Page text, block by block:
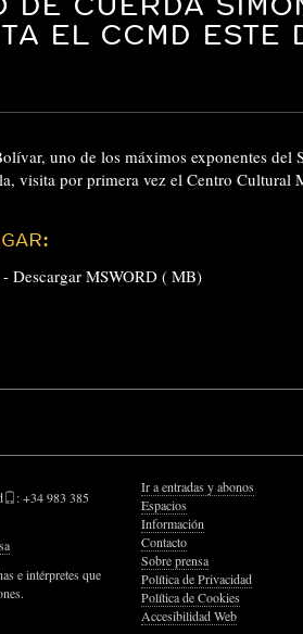
EL CCMD ESTE
uno de los máximos exponentes del
visita por primera vez el Centro Cultural
- Descargar MSWORD ( MB)
: +34 983 385
e intérpretes que
Ir a entradas y abonos
Espacios
Información
Contacto
Sobre prensa
Política de Privacidad
Política de Cookies
Accesibilidad Web